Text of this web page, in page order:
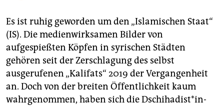
unterstützen
abo
genossenschaft
epaper login
Es ist ruhig geworden um den „Islamischen Staat“
(IS). Die medienwirksamen Bilder von
aufgespießten Köpfen in syrischen Städten
gehören seit der Zerschlagung des selbst
ausgerufenen „Kalifats“ 2019 der Vergangenheit
an. Doch von der breiten Öffentlichkeit kaum
wahrgenommen, haben sich die Dschi­ha­dis­t*in­